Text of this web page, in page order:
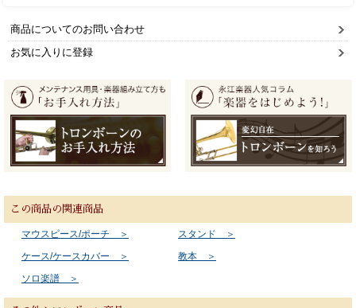
商品についてのお問い合わせ
お気に入りに登録
この商品の関連商品
マウスピース/ポーチ ＞
スタンド ＞
ケース/ケースカバー ＞
教本 ＞
ソロ楽譜 ＞